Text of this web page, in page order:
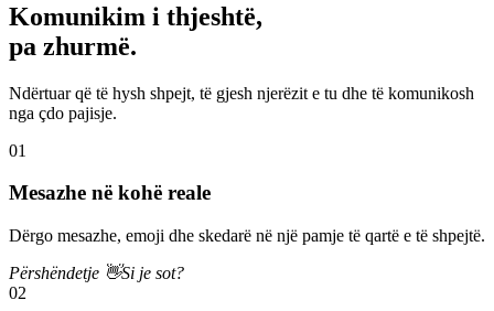
Komunikim i thjeshtë,
pa zhurmë.
Ndërtuar që të hysh shpejt, të gjesh njerëzit e tu dhe të komunikosh
nga çdo pajisje.
01
Mesazhe në kohë reale
Dërgo mesazhe, emoji dhe skedarë në një pamje të qartë e të shpejtë.
Përshëndetje 👋Si je sot?
02